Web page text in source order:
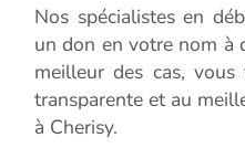
Nos spécialistes en
un don en votre nom à
meilleur des cas,
transparente et au
à Cherisy.